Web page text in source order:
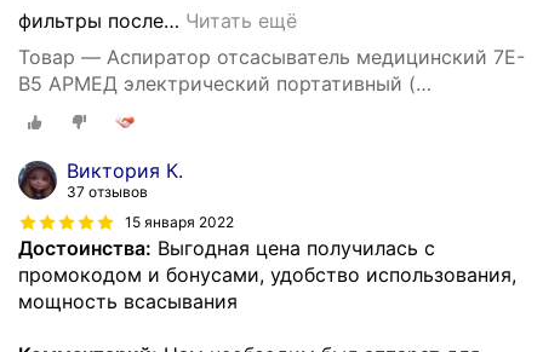
фильтры после… Читать ещё
Товар — Аспиратор отсасыватель медицинский 7E-
B5 АРМЕД электрический портативный (
производительность 20л/мин)
Виктория К.
37 отзывов
15 января 2022
Достоинства: Выгодная цена получилась с
промокодом и бонусами, удобство использования,
мощность всасывания